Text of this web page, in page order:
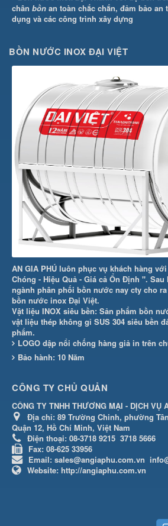
chân bồn an toàn chắc chắn, đảm bảo
dụng và các công trình xây dựng
BỒN NƯỚC INOX ĐẠI VIỆT
AN GIA PHÚ luôn phục vụ khách hàng
Chóng - Hiệu Quả - Giá cả Ổn Định ".
ngành phân phối bồn nước nay cty cho
bồn nước inox Đại Việt.
Vật liệu INOX siêu bền: Sản phẩm bồn
vật liệu thép không gỉ SUS 304 siêu bền
phẩm.
LOGO dập nổi chống hàng giả in trên
Bảo hành: 10 Năm
CÔNG TY CHỦ QUẢN
CÔNG TY TNHH THƯƠNG MẠI - DỊCH VỤ
Địa chỉ: 89 Trường Chinh, phường
Quận 12, Hồ Chí Minh, Việt Nam
Điện thoại: 08-3718 9215 3718 5666
Fax: 08-625 33956
Email: sales@angiaphu.com.vn
Website: http://angiaphu.com.vn